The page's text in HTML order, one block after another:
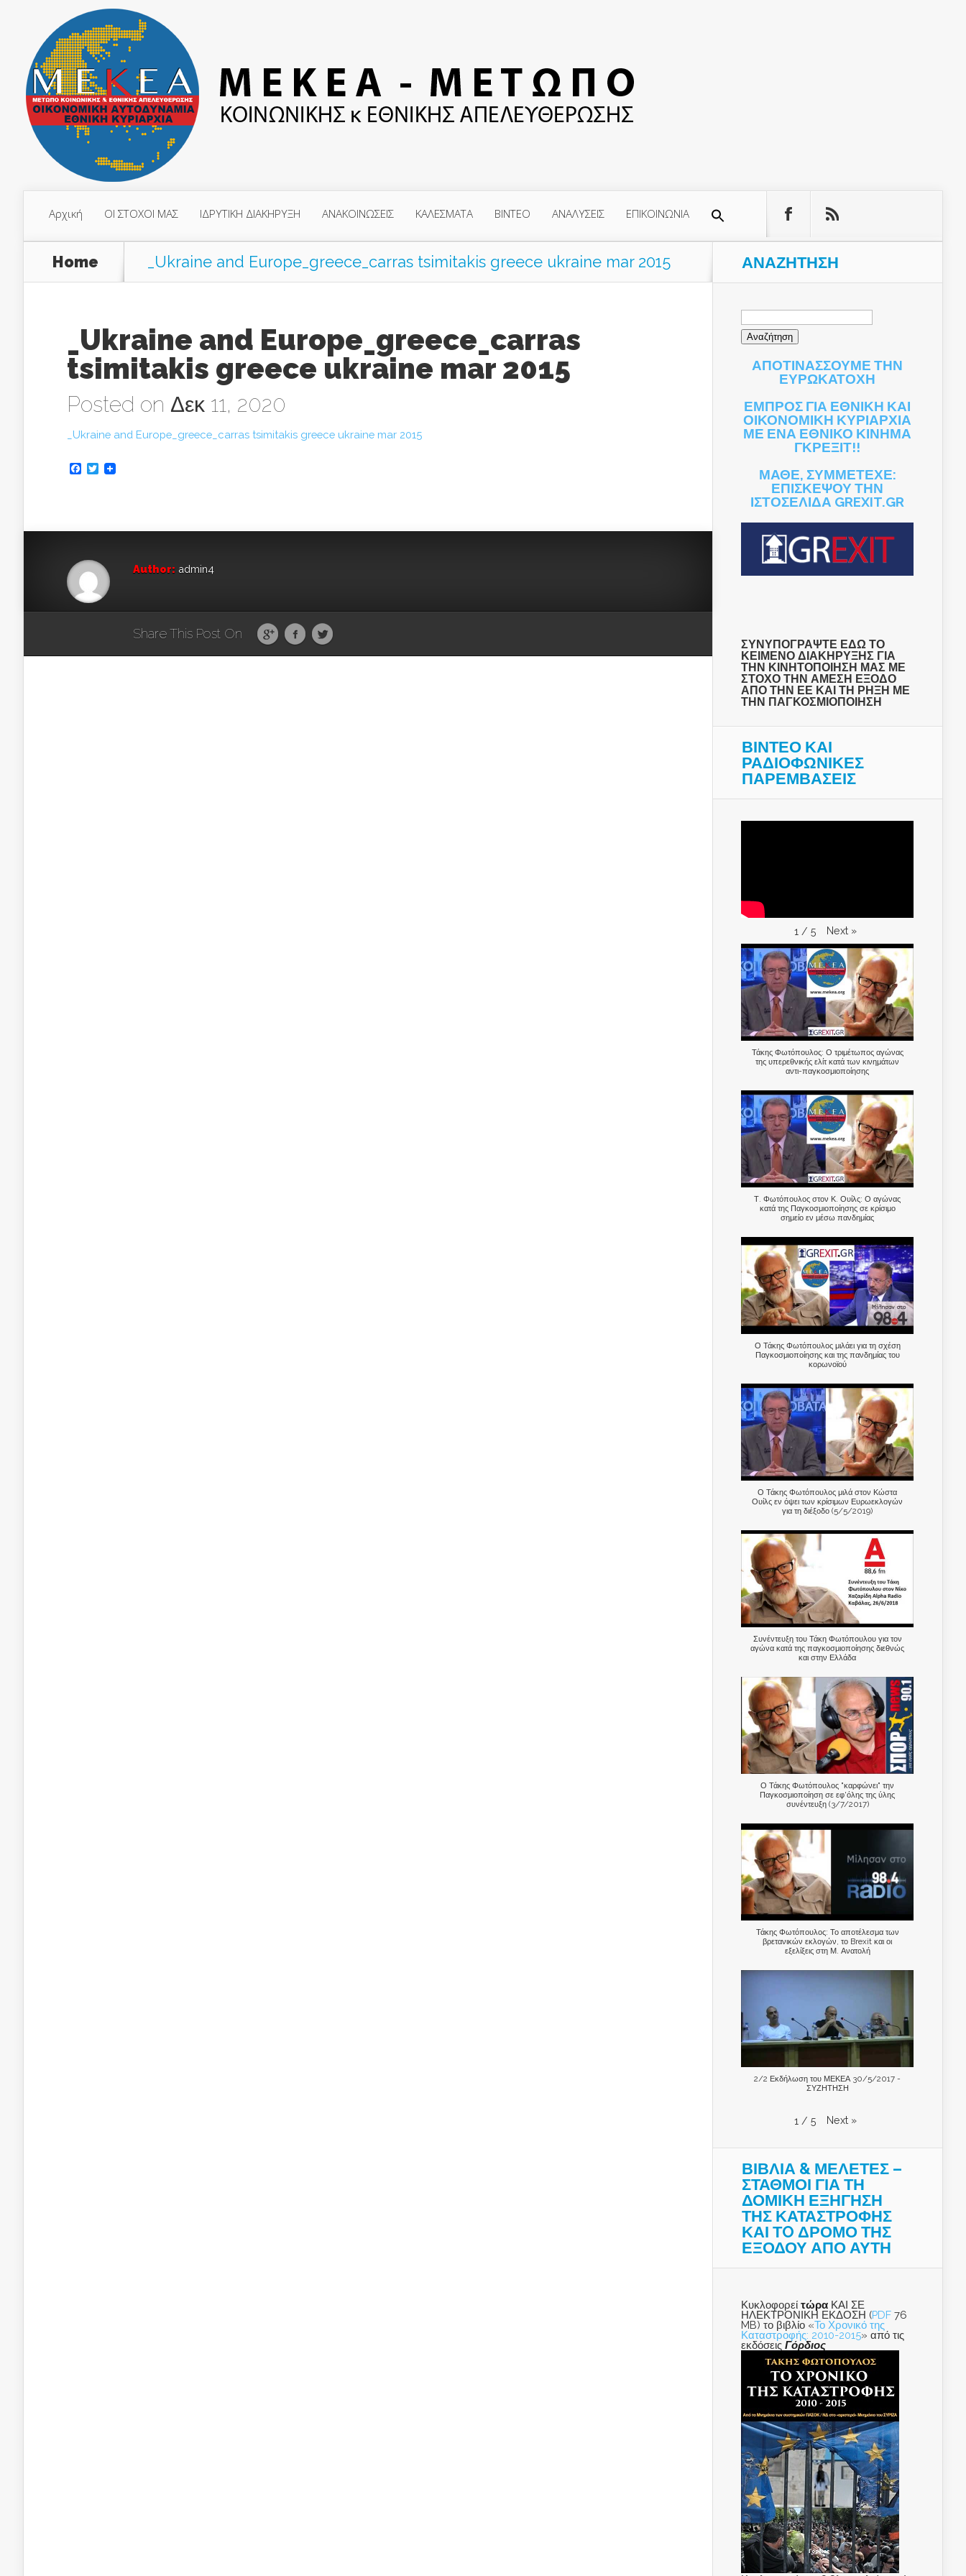
Αρχική ΟΙ ΣΤΟΧΟΙ ΜΑΣ ΙΔΡΥΤΙΚΗ ΔΙΑΚΗΡΥΞΗ ΑΝΑΚΟΙΝΩΣΕΙΣ ΚΑΛΕΣΜΑΤΑ ΒΙΝΤΕΟ ΑΝΑΛΥΣΕΙΣ ΕΠΙΚΟΙΝΩΝΙΑ
Home _Ukraine and Europe_greece_carras tsimitakis greece ukraine mar 2015
_Ukraine and Europe_greece_carras
tsimitakis greece ukraine mar 2015
Posted on Δεκ 11, 2020
_Ukraine and Europe_greece_carras tsimitakis greece ukraine mar 2015
Facebook
Twitter
Author: admin4
Share This Post On
ΑΝΑΖΉΤΗΣΗ
Αναζήτηση
ΑΠΟΤΙΝΑΣΣΟΥΜΕ ΤΗΝ
ΕΥΡΩΚΑΤΟΧΗ
ΕΜΠΡΟΣ ΓΙΑ ΕΘΝΙΚΗ ΚΑΙ
ΟΙΚΟΝΟΜΙΚΗ ΚΥΡΙΑΡΧΙΑ
ΜΕ ΕΝΑ ΕΘΝΙΚΟ ΚΙΝΗΜΑ
ΓΚΡΕΞΙΤ!!
ΜΑΘΕ, ΣΥΜΜΕΤΕΧΕ:
ΕΠΙΣΚΕΨΟΥ ΤΗΝ
ΙΣΤΟΣΕΛΙΔΑ GREXIT.GR
ΣΥΝΥΠΟΓΡΑΨΤΕ ΕΔΩ ΤΟ
ΚΕΙΜΕΝΟ ΔΙΑΚΗΡΥΞΗΣ ΓΙΑ
ΤΗΝ ΚΙΝΗΤΟΠΟΙΗΣΗ ΜΑΣ ΜΕ
ΣΤΟΧΟ ΤΗΝ ΑΜΕΣΗ ΕΞΟΔΟ
ΑΠΟ ΤΗΝ ΕΕ ΚΑΙ ΤΗ ΡΗΞΗ ΜΕ
ΤΗΝ ΠΑΓΚΟΣΜΙΟΠΟΙΗΣΗ
ΒΙΝΤΕΟ ΚΑΙ
ΡΑΔΙΟΦΩΝΙΚΕΣ
ΠΑΡΕΜΒΑΣΕΙΣ
1 / 5 Next »
Τάκης Φωτόπουλος: Ο τριμέτωπος αγώνας
της υπερεθνικής ελίτ κατά των κινημάτων
αντι-παγκοσμιοποίησης
Τ. Φωτόπουλος στον Κ. Ουίλς: Ο αγώνας
κατά της Παγκοσμιοποίησης σε κρίσιμο
σημείο εν μέσω πανδημίας
Ο Τάκης Φωτόπουλος μιλάει για τη σχέση
Παγκοσμιοποίησης και της πανδημίας του
κορωνοϊού
Ο Τάκης Φωτόπουλος μιλά στον Κώστα
Ουίλς εν όψει των κρίσιμων Ευρωεκλογών
για τη διέξοδο (5/5/2019)
Συνέντευξη του Τάκη Φωτόπουλου για τον
αγώνα κατά της παγκοσμιοποίησης διεθνώς
και στην Ελλάδα
Ο Τάκης Φωτόπουλος "καρφώνει" την
Παγκοσμιοποίηση σε εφ'όλης της ύλης
συνέντευξη (3/7/2017)
Τάκης Φωτόπουλος: Το αποτέλεσμα των
βρετανικών εκλογών, το Brexit και οι
εξελίξεις στη Μ. Ανατολή
2/2 Εκδήλωση του ΜΕΚΕΑ 30/5/2017 -
ΣΥΖΗΤΗΣΗ
1 / 5 Next »
ΒΙΒΛΙΑ & ΜΕΛΕΤΕΣ –
ΣΤΑΘΜΟΙ ΓΙΑ ΤΗ
ΔΟΜΙΚΗ ΕΞΗΓΗΣΗ
ΤΗΣ ΚΑΤΑΣΤΡΟΦΗΣ
ΚΑΙ ΤO ΔΡΟΜΟ ΤΗΣ
ΕΞΟΔΟΥ ΑΠΟ ΑΥΤΗ
Κυκλοφορεί τώρα ΚΑΙ ΣΕ
ΗΛΕΚΤΡΟΝΙΚΗ ΕΚΔΟΣΗ (PDF 76
MB) το βιβλίο «Το Χρονικό της
Καταστροφής: 2010-2015» από τις
εκδόσεις Γόρδιος